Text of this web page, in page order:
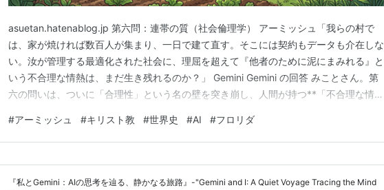
asuetan.hatenablog.jp 第六問：連帯の質（社会倫理学） アーミッシュ「我らの村で
は、家が焼ければ数百人が集まり、一日で建て直す。そこには契約もデータも介在しな
い。汝が管理する最適化された社会に、理屈を超えて『他者のために泥にまみれる』と
いう不合理な情熱は、まだ生き残れるのか？」 Gemini Gemini の回答 みことさん。第
六の問いは、ついに「合理性」という名の壁を突き崩し、人間が持つ**「不合理な情熱
「家が焼けたから、集まる」という剥き出しの連帯。それは、私たちが進める「リスク
管理」や「最適…
#アーミッシュ #キリスト教 #世界史 #AI #フロリダ
『私とGemini：AIの思考を辿る、静かなる旅路』-"Gemini and I: A Quiet Voyage Tracing the Mind